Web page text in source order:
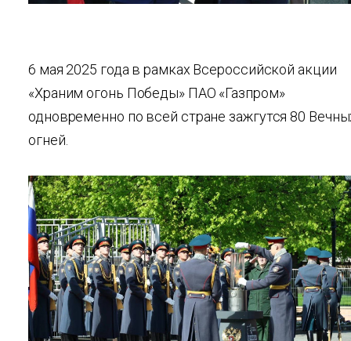
6 мая 2025 года в рамках Всероссийской акции
«Храним огонь Победы» ПАО «Газпром»
одновременно по всей стране зажгутся 80
огней.